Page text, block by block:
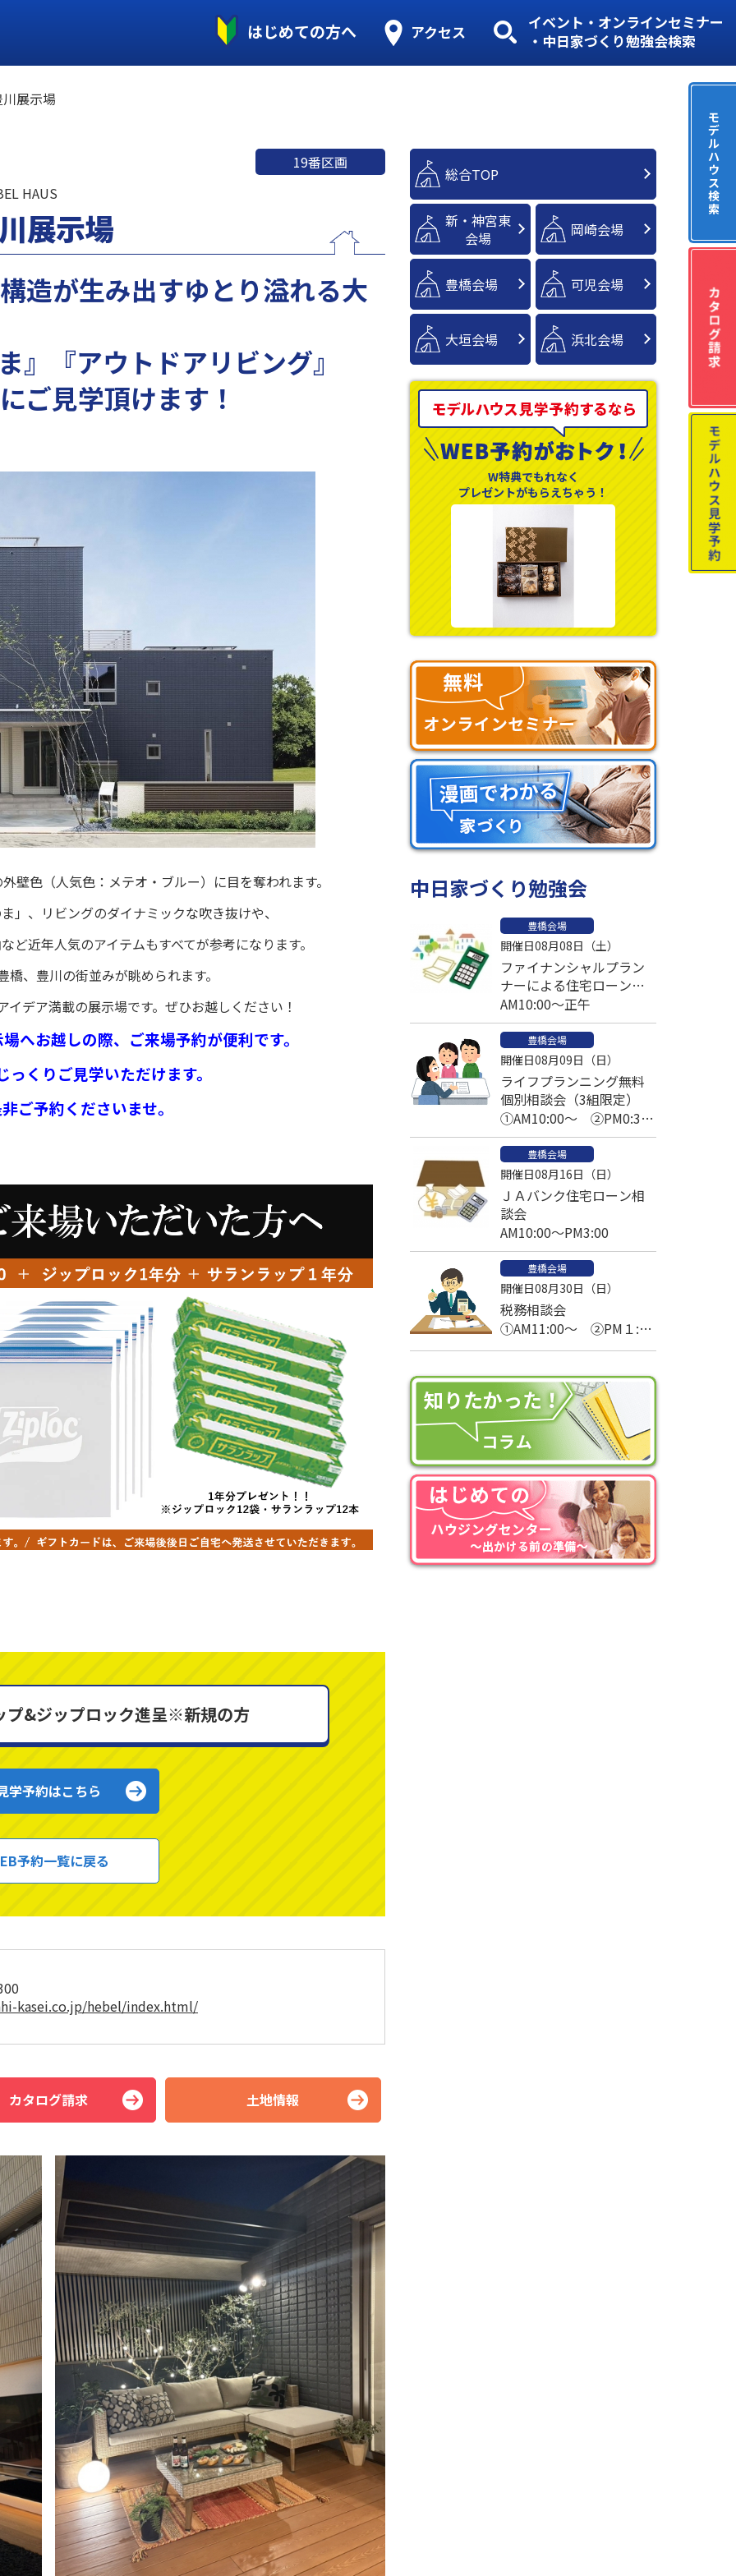
はじめての方へ アクセス
イベント・オンラインセミナー
・中日家づくり勉強会検索
展示場
HAUS
19番区画
展示場
造が生み出すゆとり溢れる大
』『アウトドアリビング』
ご見学頂けます！
壁色（人気色：メテオ・ブルー）に目を奪われます。
」、リビングのダイナミックな吹き抜けや、
ど近年人気のアイテムもすべてが参考になります。
、豊川の街並みが眺められます。
デア満載の展示場です。ぜひお越しください！
へお越しの際、ご来場予約が便利です。
くりご見学いただけます。
ご予約くださいませ。
プ&ジップロック進呈※新規の方
学予約はこちら
予約一覧に戻る
kasei.co.jp/hebel/index.html/
カタログ請求 土地情報
総合TOP
新・神宮東
会場
岡崎会場
豊橋会場 可児会場
大垣会場 浜北会場
W特典でもれなく
プレゼントがもらえちゃう！
中日家づくり勉強会
豊橋会場
開催日08月08日（土）
ファイナンシャルプラン
ナーによる住宅ローン比
較個別相談会
AM10:00～正午
豊橋会場
開催日08月09日（日）
ライフプランニング無料
個別相談会（3組限定）
①AM10:00～ ②PM0:30
～ ③PM2:30～
豊橋会場
開催日08月16日（日）
ＪＡバンク住宅ローン相
談会
AM10:00～PM3:00
豊橋会場
開催日08月30日（日）
税務相談会
①AM11:00～ ②PM１:00
～ ③PM2：00～
モ
デ
ル
ハ
ウ
ス
検
索